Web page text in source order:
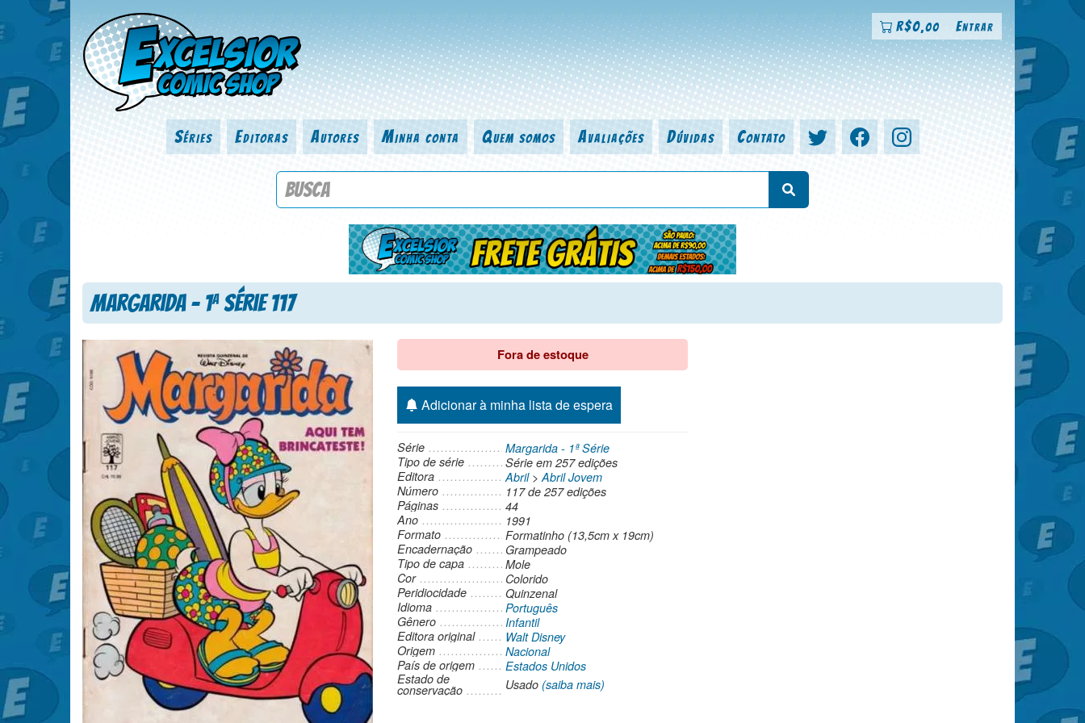
R$0,00 Entrar
Séries Editoras Autores Minha conta Quem somos Avaliações Dúvidas Contato
Procure por título da revista, personagem, série, escritor, desenhista, arte-finalista, colorista
Margarida – 1aSérie 117
Fora de estoque
Adicionar à minha lista de espera
Série
Margarida - 1ª Série
Tipo de série
Série em 257 edições
Editora
Abril> Abril Jovem
Número
117 de 257 edições
Páginas
44
Ano
1991
Formato
Formatinho (13,5cm x 19cm)
Encadernação
Grampeado
Tipo de capa
Mole
Cor
Colorido
Peridiocidade
Quinzenal
Idioma
Português
Gênero
Infantil
Editora original
Walt Disney
Origem
Nacional
País de origem
Estados Unidos
Estado de
conservação Usado (saiba mais)